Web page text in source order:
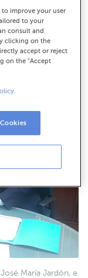
poderán
medida de
María Jardón, e
to improve your user
to your
consult and
clicking on the
accept or reject
on the "Accept